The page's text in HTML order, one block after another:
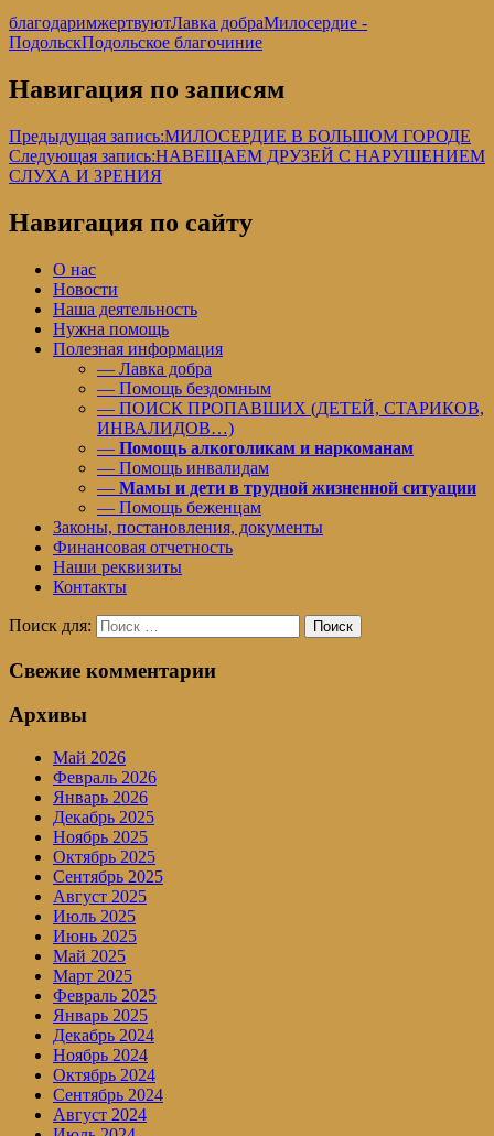
благодаримжертвуютЛавка добраМилосердие -
ПодольскПодольское благочиние
Навигация по записям
Предыдущая запись:МИЛОСЕРДИЕ В БОЛЬШОМ ГОРОДЕ
Следующая запись:НАВЕЩАЕМ ДРУЗЕЙ С НАРУШЕНИЕМ
СЛУХА И ЗРЕНИЯ
Навигация по сайту
О нас
Новости
Наша деятельность
Нужна помощь
Полезная информация
— Лавка добра
— Помощь бездомным
— ПОИСК ПРОПАВШИХ (ДЕТЕЙ, СТАРИКОВ,
ИНВАЛИДОВ…)
— Помощь алкоголикам и наркоманам
— Помощь инвалидам
— Мамы и дети в трудной жизненной ситуации
— Помощь беженцам
Законы, постановления, документы
Финансовая отчетность
Наши реквизиты
Контакты
Поиск для: Поиск
Свежие комментарии
Архивы
Май 2026
Февраль 2026
Январь 2026
Декабрь 2025
Ноябрь 2025
Октябрь 2025
Сентябрь 2025
Август 2025
Июль 2025
Июнь 2025
Май 2025
Март 2025
Февраль 2025
Январь 2025
Декабрь 2024
Ноябрь 2024
Октябрь 2024
Сентябрь 2024
Август 2024